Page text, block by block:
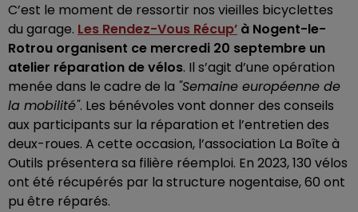
C’est le moment de ressortir nos vieilles bicyclettes
du garage. Les Rendez-Vous Récup’ à Nogent-le-
Rotrou organisent ce mercredi 20 septembre un
atelier réparation de vélos. Il s’agit d’une opération
menée dans le cadre de la "Semaine européenne de
la mobilité". Les bénévoles vont donner des conseils
aux participants sur la réparation et l’entretien des
deux-roues. A cette occasion, l’association La Boîte à
Outils présentera sa filière réemploi. En 2023, 130 vélos
ont été récupérés par la structure nogentaise, 60 ont
pu être réparés.